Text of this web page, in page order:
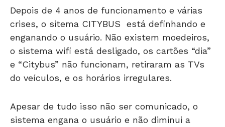
Depois de 4 anos de funcionamento e várias
crises, o sitema CITYBUS está definhando e
enganando o usuário. Não existem moedeiros,
o sistema wifi está desligado, os cartões “dia”
e “Citybus” não funcionam, retiraram as TVs
do veículos, e os horários irregulares.
Apesar de tudo isso não ser comunicado, o
sistema engana o usuário e não diminui a